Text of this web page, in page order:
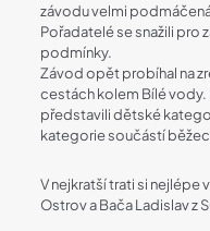
závodu velmi
Pořadatelé se snažili pro
podmínky.
Závod opět probíhal na
cestách kolem Bílé vody.
představili dětské
kategorie součástí
V nejkratší trati si nejlépe
Ostrov a Bača Ladislav z